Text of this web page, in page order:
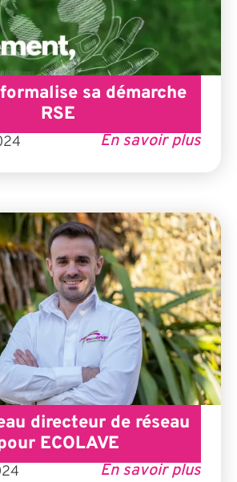
sa démarche
RSE
En savoir plus
directeur de réseau
ECOLAVE
En savoir plus